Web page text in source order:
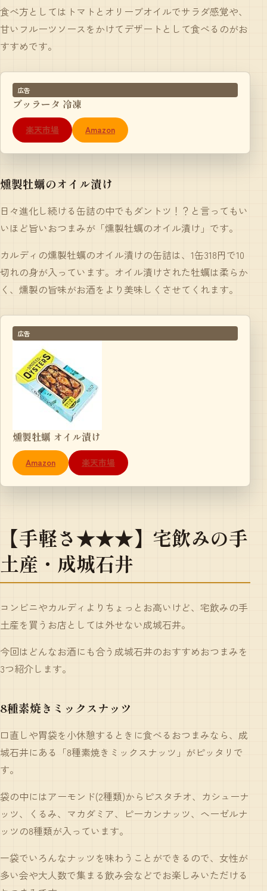
食べ方としてはトマトとオリーブオイルでサラダ感覚や、
甘いフルーツソースをかけてデザートとして食べるのがお
すすめです。
広告
ブッラータ 冷凍
楽天市場 Amazon
燻製牡蠣のオイル漬け
日々進化し続ける缶詰の中でもダントツ！？と言ってもい
いほど旨いおつまみが「燻製牡蠣のオイル漬け 」です。
カルディの燻製牡蠣のオイル漬けの缶詰は、1缶318円で10
切れの身が入っています。オイル漬けされた牡蠣は柔らか
く、燻製の旨味がお酒をより美味しくさせてくれます。
広告
燻製牡蠣 オイル漬け
Amazon 楽天市場
【手軽さ★★★】宅飲みの手
土産・成城石井
コンビニやカルディよりちょっとお高いけど、宅飲みの手
土産を買うお店としては外せない成城石井。
今回はどんなお酒にも合う成城石井のおすすめおつまみを
3つ紹介します。
8種素焼きミックスナッツ
口直しや胃袋を小休憩するときに食べるおつまみなら、成
城石井にある「8種素焼きミックスナッツ 」がピッタリで
す。
袋の中にはアーモンド(2種類)からピスタチオ、カシューナ
ッツ、くるみ、マカダミア、ピーカンナッツ、ヘーゼルナ
ッツの8種類が入っています。
一袋でいろんなナッツを味わうことができるので、女性が
多い会や大人数で集まる飲み会などでお楽しみいただける